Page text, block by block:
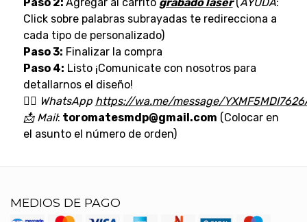
Click sobre palabras subrayadas te redirecciona a
cada tipo de personalizado)
Paso 3: Finalizar la compra
Paso 4: Listo ¡Comunicate con nosotros para
detallarnos el diseño!
👉🏼 WhatsApp https://wa.me/message/
📩 Mail: toromatesmdp@gmail.com (Colocar en
el asunto el número de orden)
MEDIOS DE PAGO